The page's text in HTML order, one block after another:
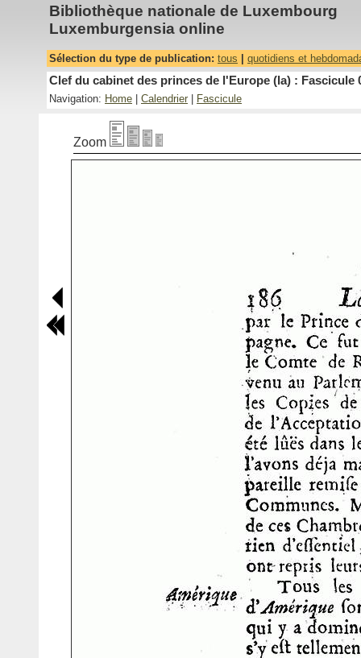
Bibliothèque nationale de Luxembourg
Luxemburgensia online
Sélection du type de publication: tous quotidiens et
Clef du cabinet des princes de l'Europe (la) : Fascicule
Navigation: Home Calendrier Fascicule
Zoom